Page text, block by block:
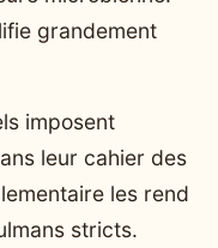
grandement
imposent
leur cahier des
les rend
stricts.